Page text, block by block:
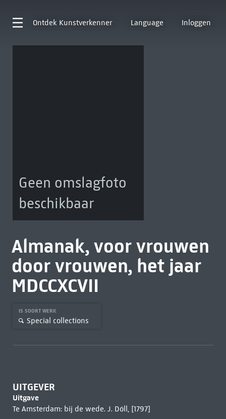
Ontdek Kunstverkenner Language Inloggen
Geen omslagfoto
beschikbaar
Almanak, voor vrouwen
door vrouwen, het jaar
MDCCXCVII
IS SOORT WERK
Special collections
UITGEVER
Uitgave
Te Amsterdam: bij de wede. J. Dóll, [1797]